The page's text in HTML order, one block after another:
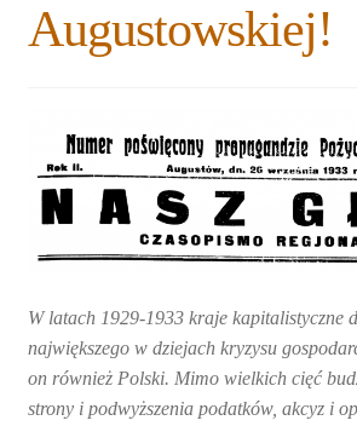
Stowarzyszenie
Publikacje
Sklep
Pomoce
Augustowskiej!
W latach 1929-1933 kraje kapitalistyczne
największego w dziejach kryzysu
on również Polski. Mimo wielkich cięć
strony i podwyższenia podatków, akcyz i